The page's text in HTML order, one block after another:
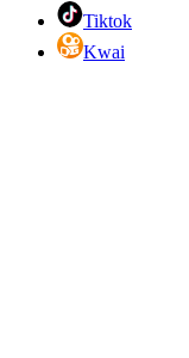
Tiktok
Kwai